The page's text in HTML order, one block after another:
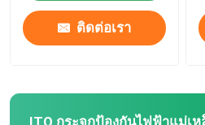
ติดต่อเรา